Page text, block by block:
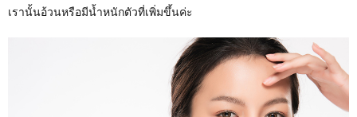
เรานั้นอ้วนหรือมีน้ำหนักตัวที่เพิ่มขึ้นค่ะ